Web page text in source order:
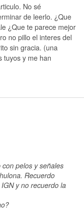
No sé
de leerlo. ¿Que
¿Que te parece mejor
no pillo el interes del
sin gracia. (una
tuyos y me han
pelos y señales
Recuerdo
y no recuerdo la